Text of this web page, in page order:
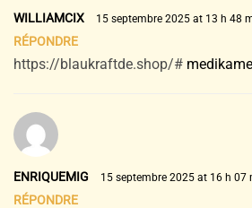
WILLIAMCIX 15 septembre 2025 at 13 h 48
RÉPONDRE
https://blaukraftde.shop/#
ENRIQUEMIG 15 septembre 2025 at 16 h 07
RÉPONDRE